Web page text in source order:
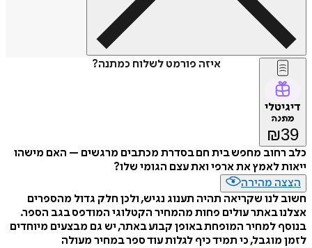
איזה פורמט לשלוח כמתנה?
דיגיטלי
מתנה
₪39
כלב רחוב מחפש בית חם בסדרת מכתבים מרגשים – האם מישהו
ייאות לאמץ את ארפי ואת עצם הגומי שלו?
הצצה מהירה
חשוב לנו שקריאה תהיה תענוג נגיש, ולכן חלק גדול מהספרים
אצלנו באתר עולים פחות מהמחיר הקטלוגי המודפס בגב הספר.
בנוסף למחיר המופחת באופן קבוע באתר, יש גם מבצעים מיוחדים
לזמן מוגבל, כי תמיד כיף לגלות עוד ספר במחיר מעולה